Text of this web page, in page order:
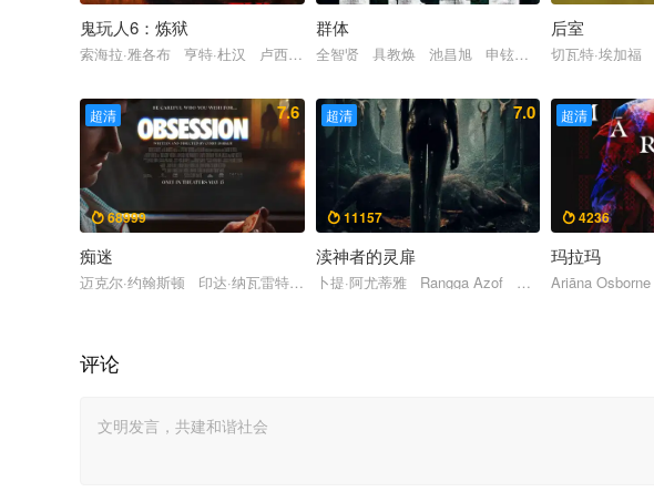
鬼玩人6：炼狱
索海拉·雅各布 亨特·杜汉 卢西安·布坎南 坦蒂·莱特 乔治·普拉尔
群体
全智贤 具教焕 池昌旭 申铉彬 金新绿 高洙
后室
切瓦特·埃加
超清 7.6
68999
痴迷
迈克尔·约翰斯顿 印达·纳瓦雷特 库珀·汤姆林森 梅根·劳利斯 安迪·里克特 黑莉·菲
超清 7.0
11157
渎神者的灵扉
卜提·阿尤蒂雅 Rangga Azof Nadya Arina 英达
超清
 4236
玛拉玛
Ariāna
评论